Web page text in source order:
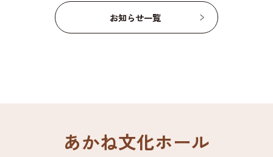
お知らせ一覧
あかね文化ホール